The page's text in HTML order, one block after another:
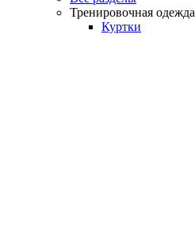
Тренировочная одежда
Куртки